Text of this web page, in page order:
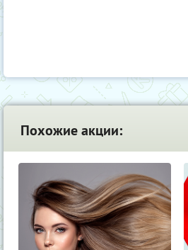
Похожие акции: